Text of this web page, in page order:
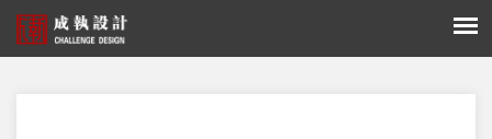
您的位置：新闻 - 公司活動